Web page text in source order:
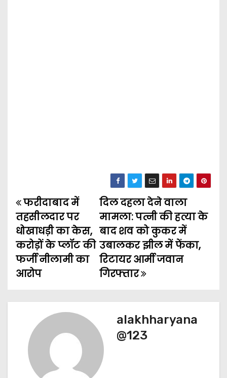
P
o
s
t
दिल दहला देने वाला
मामला: पत्नी की हत्या के
बाद शव को कुकर में
उबालकर झील में फेंका,
रिटायर आर्मी जवान
गिरफ्तार
फरीदाबाद में
तहसीलदार पर
धोखाधड़ी का केस,
करोड़ों के प्लॉट की
फर्जी नीलामी का
आरोप
alakhharyana
@123